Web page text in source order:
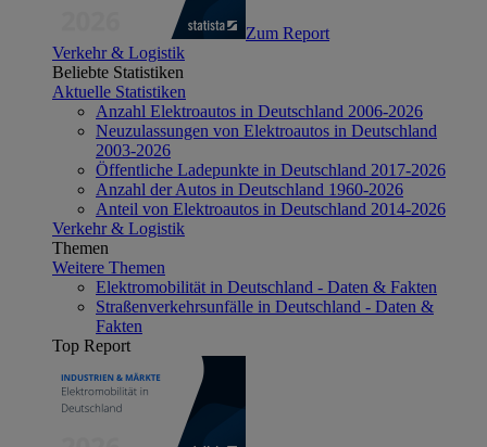
Zum Report
Verkehr & Logistik
Beliebte Statistiken
Aktuelle Statistiken
Anzahl Elektroautos in Deutschland 2006-2026
Neuzulassungen von Elektroautos in Deutschland
2003-2026
Öffentliche Ladepunkte in Deutschland 2017-2026
Anzahl der Autos in Deutschland 1960-2026
Anteil von Elektroautos in Deutschland 2014-2026
Verkehr & Logistik
Themen
Weitere Themen
Elektromobilität in Deutschland - Daten & Fakten
Straßenverkehrsunfälle in Deutschland - Daten &
Fakten
Top Report